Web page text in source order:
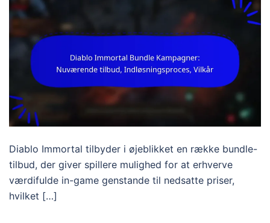
Diablo Immortal tilbyder i øjeblikket en række bundle-
tilbud, der giver spillere mulighed for at erhverve
værdifulde in-game genstande til nedsatte priser,
hvilket […]